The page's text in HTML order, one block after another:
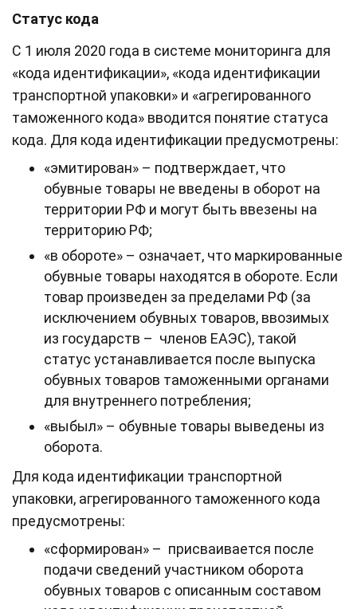
Статус кода
С 1 июля 2020 года в системе мониторинга для
«кода идентификации», «кода идентификации
транспортной упаковки» и «агрегированного
таможенного кода» вводится понятие статуса
кода. Для кода идентификации предусмотрены:
«эмитирован» – подтверждает, что
обувные товары не введены в оборот на
территории РФ и могут быть ввезены на
территорию РФ;
«в обороте» – означает, что маркированные
обувные товары находятся в обороте. Если
товар произведен за пределами РФ (за
исключением обувных товаров, ввозимых
из государств – членов ЕАЭС), такой
статус устанавливается после выпуска
обувных товаров таможенными органами
для внутреннего потребления;
«выбыл» – обувные товары выведены из
оборота.
Для кода идентификации транспортной
упаковки, агрегированного таможенного кода
предусмотрены:
«сформирован» – присваивается после
подачи сведений участником оборота
обувных товаров с описанным составом